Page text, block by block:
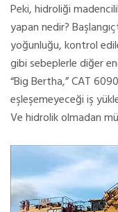
Peki, hidroliği
yapan nedir?
yoğunluğu, kontrol
gibi sebeplerle diğer
“Big Bertha,” CAT
eşleşemeyeceği iş
Ve hidrolik olmadan